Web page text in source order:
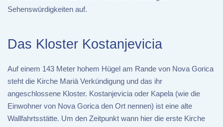
Sehenswürdigkeiten auf.
Das Kloster Kostanjevicia
Auf einem 143 Meter hohem Hügel am Rande von Nova Gorica
steht die Kirche Mariä Verkündigung und das ihr
angeschlossene Kloster. Kostanjevicia oder Kapela (wie die
Einwohner von Nova Gorica den Ort nennen) ist eine alte
Wallfahrtsstätte. Um den Zeitpunkt wann hier die erste Kirche